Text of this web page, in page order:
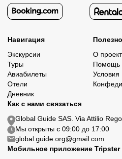
Навигация
Экскурсии
Туры
Авиабилеты
Отели
Дневник
О
Помощь
Условия
Как с нами связаться
Global Guide SAS. Via Attilio
Мы открыты с 09:00 до 17:00
global.guide.org@gmail.com
Мобильное приложение Tripster